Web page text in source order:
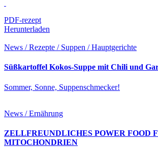
PDF-rezept
Herunterladen
News / Rezepte / Suppen / Hauptgerichte
Süßkartoffel Kokos-Suppe mit Chili und
Sommer, Sonne, Suppenschmecker!
News / Ernährung
ZELLFREUNDLICHES POWER FOOD
MITOCHONDRIEN